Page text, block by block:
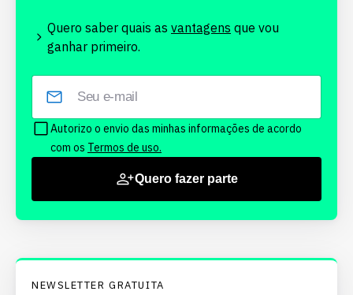
Quero saber quais as vantagens que vou
ganhar primeiro.
Autorizo o envio das minhas informações de acordo
com os Termos de uso.
Quero fazer parte
NEWSLETTER GRATUITA